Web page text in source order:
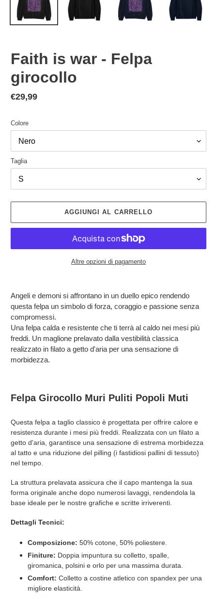
Faith is war - Felpa
girocollo
Prezzo
listino
€29,99
Colore
Taglia
AGGIUNGI AL CARRELLO
Altre opzioni di pagamento
prodotto
nel
carrello
Angeli e demoni si affrontano in un duello epico rendendo
questa felpa un simbolo di forza, coraggio e passione senza
compromessi.
Una felpa calda e resistente che ti terrà al caldo nei mesi più
freddi. Un maglione prelavato dalla vestibilità classica
realizzato in filato a getto d'aria per una sensazione di
morbidezza.
Felpa Girocollo Muri Puliti Popoli Muti
Questa felpa a taglio classico è progettata per offrire calore e
resistenza durante i mesi più freddi. Realizzata con un filato a
getto d'aria, garantisce una sensazione di estrema morbidezza
al tatto e una riduzione del pilling (i fastidiosi pallini di tessuto)
nel tempo.
La struttura prelavata assicura che il capo mantenga la sua
forma originale anche dopo numerosi lavaggi, rendendola la
base ideale per le nostre grafiche e scritte irriverenti.
Dettagli Tecnici:
Composizione: 50% cotone, 50% poliestere.
Finiture: Doppia impuntura su colletto, spalle,
giromanica, polsini e orlo per una massima durata.
Comfort: Colletto a costine atletico con spandex per una
migliore elasticità.